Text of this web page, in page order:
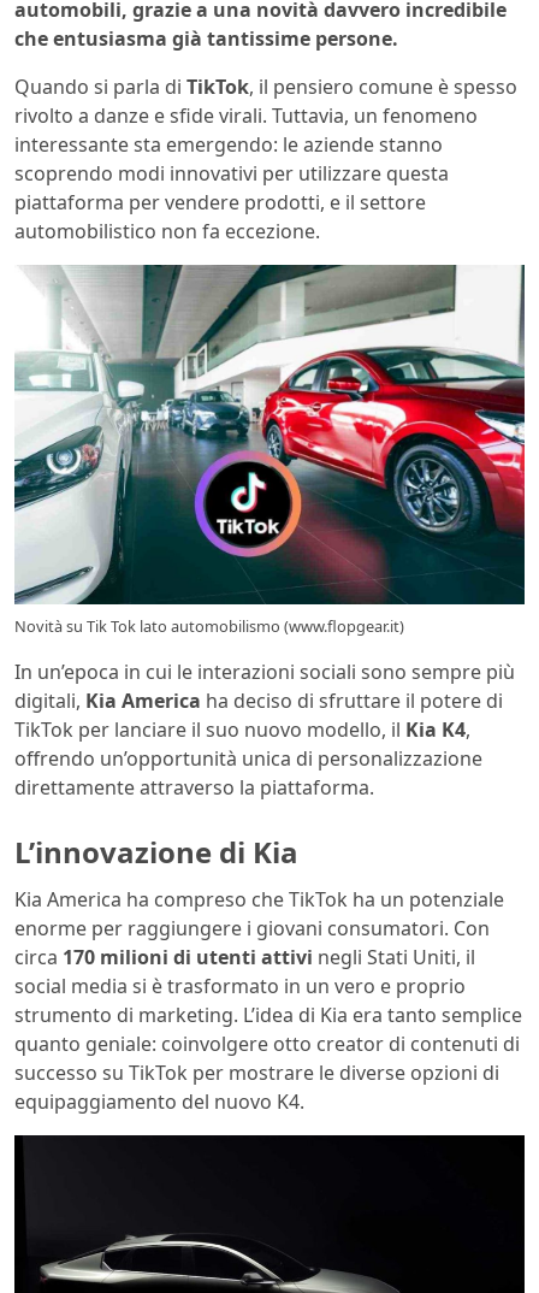
automobili, grazie a una novità davvero incredibile
che entusiasma già tantissime persone.
Quando si parla di TikTok, il pensiero comune è spesso
rivolto a danze e sfide virali. Tuttavia, un fenomeno
interessante sta emergendo: le aziende stanno
scoprendo modi innovativi per utilizzare questa
piattaforma per vendere prodotti, e il settore
automobilistico non fa eccezione.
Novità su Tik Tok lato automobilismo (www.flopgear.it)
In un’epoca in cui le interazioni sociali sono sempre più
digitali, Kia America ha deciso di sfruttare il potere di
TikTok per lanciare il suo nuovo modello, il Kia K4,
offrendo un’opportunità unica di personalizzazione
direttamente attraverso la piattaforma.
L’innovazione di Kia
Kia America ha compreso che TikTok ha un potenziale
enorme per raggiungere i giovani consumatori. Con
circa 170 milioni di utenti attivi negli Stati Uniti, il
social media si è trasformato in un vero e proprio
strumento di marketing. L’idea di Kia era tanto semplice
quanto geniale: coinvolgere otto creator di contenuti di
successo su TikTok per mostrare le diverse opzioni di
equipaggiamento del nuovo K4.